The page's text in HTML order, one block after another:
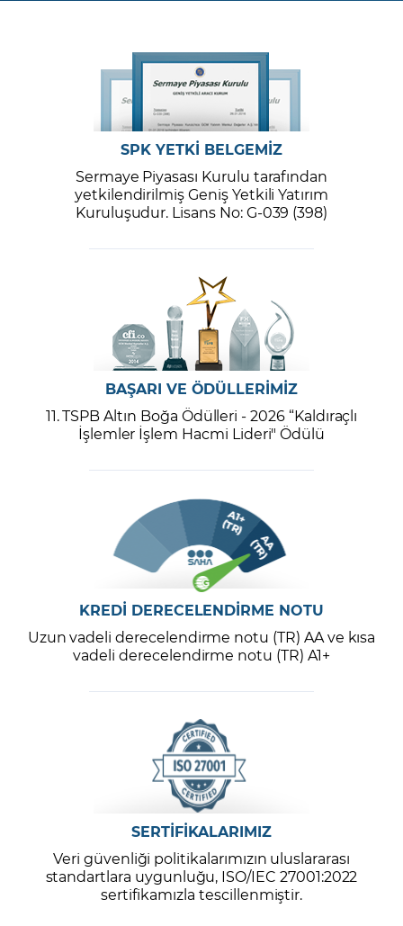
SPK YETKİ BELGEMİZ
Sermaye Piyasası Kurulu tarafından
yetkilendirilmiş Geniş Yetkili Yatırım
Kuruluşudur. Lisans No: G-039 (398)
BAŞARI VE ÖDÜLLERİMİZ
11. TSPB Altın Boğa Ödülleri - 2026 “Kaldıraçlı
İşlemler İşlem Hacmi Lideri" Ödülü
KREDİ DERECELENDİRME NOTU
Uzun vadeli derecelendirme notu (TR) AA ve kısa
vadeli derecelendirme notu (TR) A1+
SERTİFİKALARIMIZ
Veri güvenliği politikalarımızın uluslararası
standartlara uygunluğu, ISO/IEC 27001:2022
sertifikamızla tescillenmiştir.